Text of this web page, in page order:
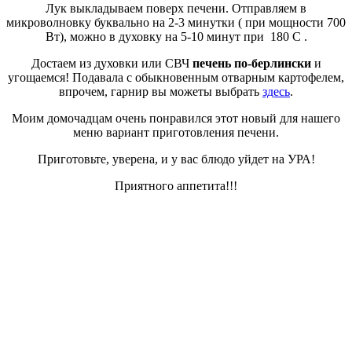
Лук выкладываем поверх печени. Отправляем в
микроволновку буквально на 2-3 минутки ( при мощности 700
Вт), можно в духовку на 5-10 минут при 180 С .
Достаем из духовки или СВЧ печень по-берлинскии
угощаемся! Подавала с обыкновенным отварным картофелем,
впрочем, гарнир вы можеты выбрать здесь.
Моим домочадцам очень понравился этот новый для нашего
меню вариант приготовления печени.
Приготовьте, уверена, и у вас блюдо уйдет на УРА!
Приятного аппетита!!!